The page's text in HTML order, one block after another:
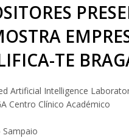
TE
Artificial Intelligence
Centro Clínico Académico
Sampaio